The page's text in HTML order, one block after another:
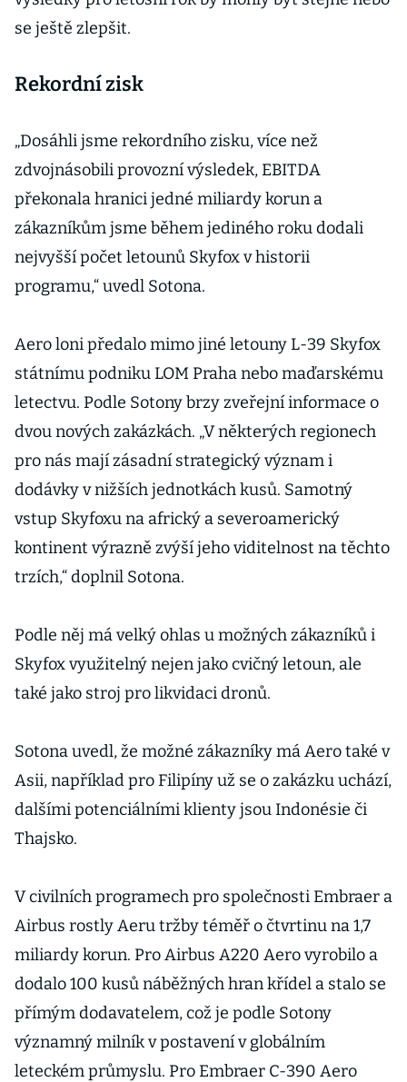
se ještě zlepšit.
Rekordní zisk
„Dosáhli jsme rekordního zisku, více než
zdvojnásobili provozní výsledek, EBITDA
překonala hranici jedné miliardy korun a
zákazníkům jsme během jediného roku dodali
nejvyšší počet letounů Skyfox v historii
programu,“ uvedl Sotona.
Aero loni předalo mimo jiné letouny L-39 Skyfox
státnímu podniku LOM Praha nebo maďarskému
letectvu. Podle Sotony brzy zveřejní informace o
dvou nových zakázkách. „V některých regionech
pro nás mají zásadní strategický význam i
dodávky v nižších jednotkách kusů. Samotný
vstup Skyfoxu na africký a severoamerický
kontinent výrazně zvýší jeho viditelnost na těchto
trzích,“ doplnil Sotona.
Podle něj má velký ohlas u možných zákazníků i
Skyfox využitelný nejen jako cvičný letoun, ale
také jako stroj pro likvidaci dronů.
Sotona uvedl, že možné zákazníky má Aero také v
Asii, například pro Filipíny už se o zakázku uchází,
dalšími potenciálními klienty jsou Indonésie či
Thajsko.
V civilních programech pro společnosti Embraer a
Airbus rostly Aeru tržby téměř o čtvrtinu na 1,7
miliardy korun. Pro Airbus A220 Aero vyrobilo a
dodalo 100 kusů náběžných hran křídel a stalo se
přímým dodavatelem, což je podle Sotony
významný milník v postavení v globálním
leteckém průmyslu. Pro Embraer C-390 Aero